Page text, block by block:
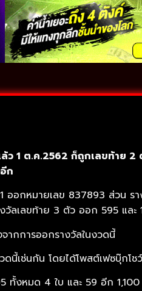
1 ต.ค.2562 ก็ถูกเลขท้าย 2
ก
ออกหมายเลข 837893 ส่วน ร
ลเลขท้าย 3 ตัว ออก 595 และ
ากการออกรางวัลในงวดนี้
ช่นกัน โดยได้โพสต์เฟซบุ๊กโชว์
งหมด 4 ใบ และ 59 อีก